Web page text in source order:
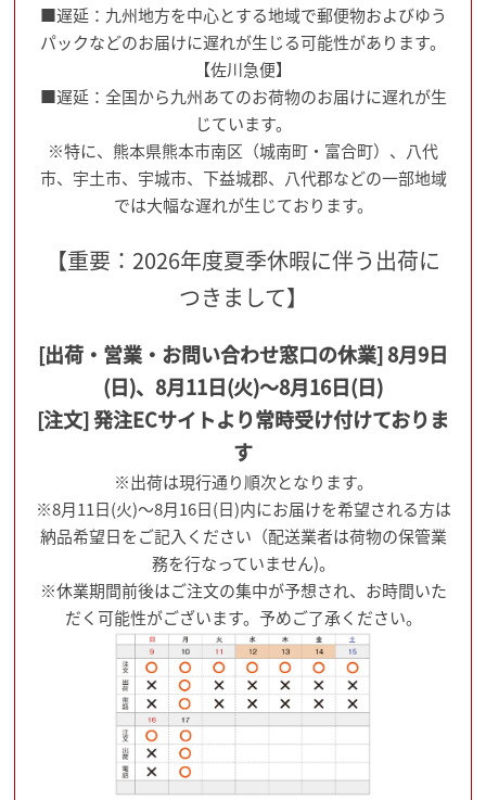
■遅延：九州地方を中心とする地域で郵便物およびゆう
パックなどのお届けに遅れが生じる可能性があります。
【佐川急便】
■遅延：全国から九州あてのお荷物のお届けに遅れが生
じています。
※特に、熊本県熊本市南区（城南町・富合町）、八代
市、宇土市、宇城市、下益城郡、八代郡などの一部地域
では大幅な遅れが生じております。
【重要：2026年度夏季休暇に伴う出荷に
つきまして】
[出荷・営業・お問い合わせ窓口の休業] 8月9日
(日)、8月11日(火)～8月16日(日)
[注文] 発注ECサイトより常時受け付けておりま
す
※出荷は現行通り順次となります。
※8月11日(火)～8月16日(日)内にお届けを希望される方は
納品希望日をご記入ください（配送業者は荷物の保管業
務を行なっていません)。
※休業期間前後はご注文の集中が予想され、お時間いた
だく可能性がございます。予めご了承ください。